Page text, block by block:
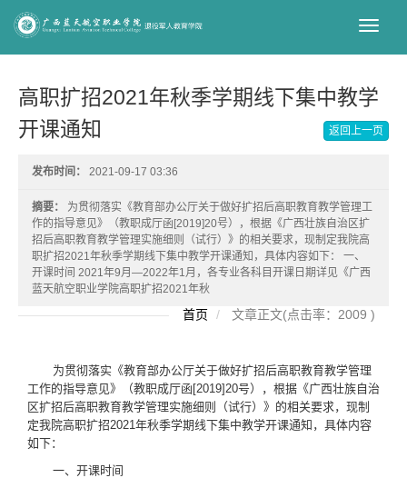
切
高职扩招2021年秋季学期线下集中教学
开课通知
返回上一页
发布时间： 2021-09-17 03:36
摘要：
为贯彻落实《教育部办公厅关于做好扩招后高职教育教学管理工
作的指导意见》（教职成厅函[2019]20号），根据《广西壮族自治区扩
招后高职教育教学管理实施细则（试行）》的相关要求，现制定我院高
职扩招2021年秋季学期线下集中教学开课通知，具体内容如下： 一、
开课时间 2021年9月—2022年1月，各专业各科目开课日期详见《广西
蓝天航空职业学院高职扩招2021年秋
首页 文章正文(点击率：2009 )
为贯彻落实《教育部办公厅关于做好扩招后高职教育教学管理
工作的指导意见》（教职成厅函[2019]20号），根据《广西壮族自治
区扩招后高职教育教学管理实施细则（试行）》的相关要求，现制
定我院高职扩招2021年秋季学期线下集中教学开课通知，具体内容
如下：
一、开课时间